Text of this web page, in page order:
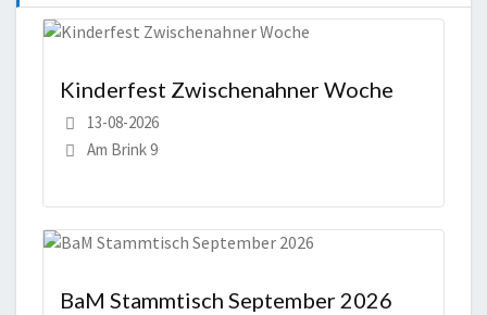
Kinderfest Zwischenahner Woche
13-08-2026
Am Brink 9
BaM Stammtisch September 2026